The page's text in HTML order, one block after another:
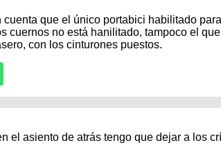
cuenta que el único portabici habilitado
cuernos no está hanilitado, tampoco el
con los cinturones puestos.
el asiento de atrás tengo que dejar a los